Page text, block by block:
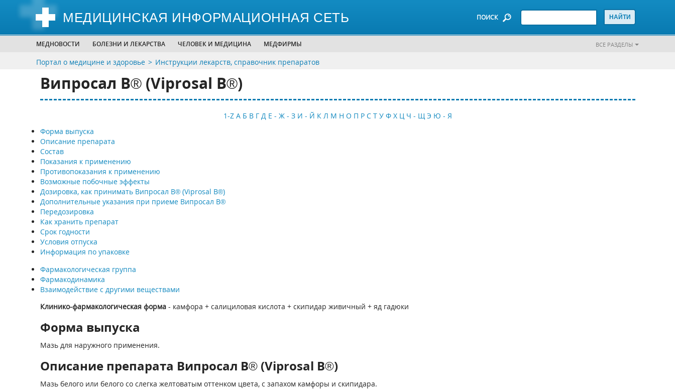
МЕДИЦИНСКАЯ ИНФОРМАЦИОННАЯ СЕТЬ ПОИСК
МЕДНОВОСТИ БОЛЕЗНИ И ЛЕКАРСТВА ЧЕЛОВЕК И МЕДИЦИНА МЕДФИРМЫ ВСЕ РАЗДЕЛЫ
Портал о медицине и здоровье Инструкции лекарств, справочник препаратов
Випросал В® (Viprosal B®)
1-Z А Б В Г Д Е - Ж - З И - Й К Л М Н О П Р С Т У Ф Х Ц Ч - Щ Э Ю - Я
Форма выпуска
Описание препарата
Состав
Показания к применению
Противопоказания к применению
Возможные побочные эффекты
Дозировка, как принимать Випросал В® (Viprosal B®)
Дополнительные указания при приеме Випросал В®
Передозировка
Как хранить препарат
Срок годности
Условия отпуска
Информация по упаковке
Фармакологическая группа
Фармакодинамика
Взаимодействие с другими веществами
Клинико-фармакологическая форма- камфора + салициловая кислота + скипидар живичный + яд гадюки
Форма выпуска
Мазь для наружного применения.
Описание препарата Випросал В® (Viprosal B®)
Мазь белого или белого со слегка желтоватым оттенком цвета, с запахом камфоры и скипидара.